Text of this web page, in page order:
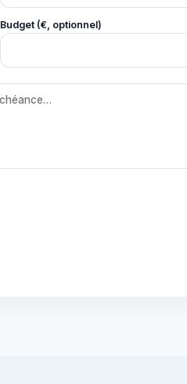
Budget (€, optionnel)